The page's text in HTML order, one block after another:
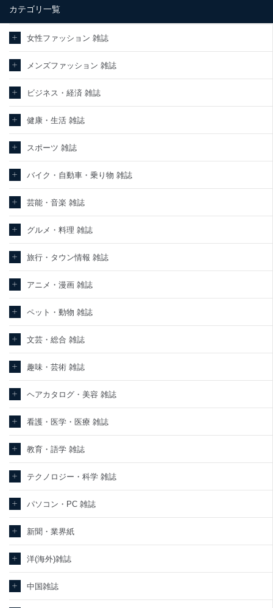
カテゴリ一覧
女性ファッション 雑誌
メンズファッション 雑誌
ビジネス・経済 雑誌
健康・生活 雑誌
スポーツ 雑誌
バイク・自動車・乗り物 雑誌
芸能・音楽 雑誌
グルメ・料理 雑誌
旅行・タウン情報 雑誌
アニメ・漫画 雑誌
ペット・動物 雑誌
文芸・総合 雑誌
趣味・芸術 雑誌
ヘアカタログ・美容 雑誌
看護・医学・医療 雑誌
教育・語学 雑誌
テクノロジー・科学 雑誌
パソコン・PC 雑誌
新聞・業界紙
洋(海外)雑誌
中国雑誌